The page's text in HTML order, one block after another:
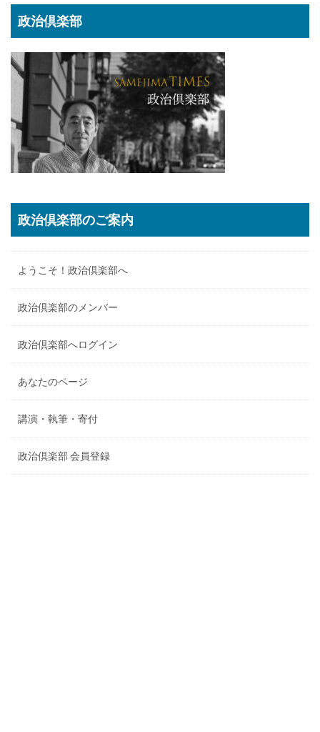
政治倶楽部
政治倶楽部のご案内
ようこそ！政治倶楽部へ
政治倶楽部のメンバー
政治倶楽部へログイン
あなたのページ
講演・執筆・寄付
政治倶楽部 会員登録